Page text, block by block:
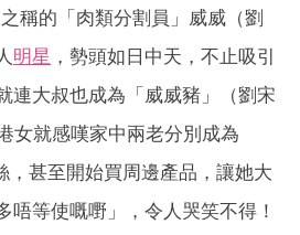
稱的「肉類分割員」威威（劉
明星 ，勢頭如日中天，不止吸引
連大叔也成為「威威豬」（劉宋
女就感嘆家中兩老分別成為
，甚至開始買周邊產品，讓她大
唔等使嘅嘢」，令人哭笑不得！